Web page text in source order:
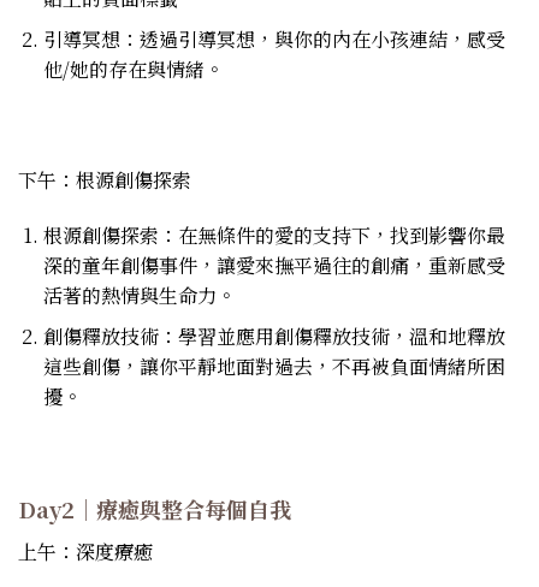
引導冥想：透過引導冥想，與你的內在小孩連結，感受
他/她的存在與情緒。
下午：根源創傷探索
根源創傷探索：在無條件的愛的支持下，找到影響你最
深的童年創傷事件，讓愛來撫平過往的創痛，重新感受
活著的熱情與生命力。
創傷釋放技術：學習並應用創傷釋放技術，溫和地釋放
這些創傷，讓你平靜地面對過去，不再被負面情緒所困
擾。
Day2｜療癒與整合每個自我
上午：深度療癒